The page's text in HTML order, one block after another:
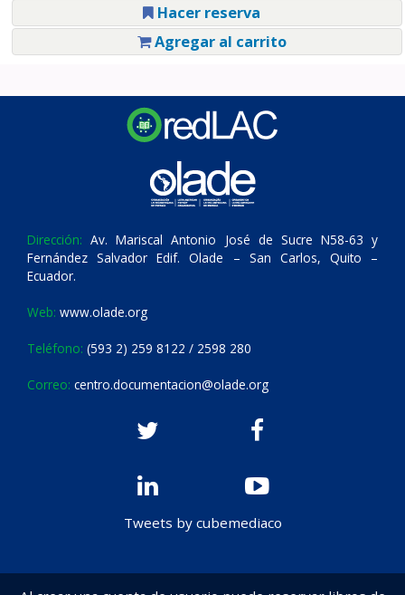
Hacer reserva
Agregar al carrito
Dirección: Av. Mariscal Antonio José de Sucre N58-63 y
Fernández Salvador Edif. Olade – San Carlos, Quito –
Ecuador.
Web: www.olade.org
Teléfono: (593 2) 259 8122 / 2598 280
Correo: centro.documentacion@olade.org
Tweets by cubemediaco